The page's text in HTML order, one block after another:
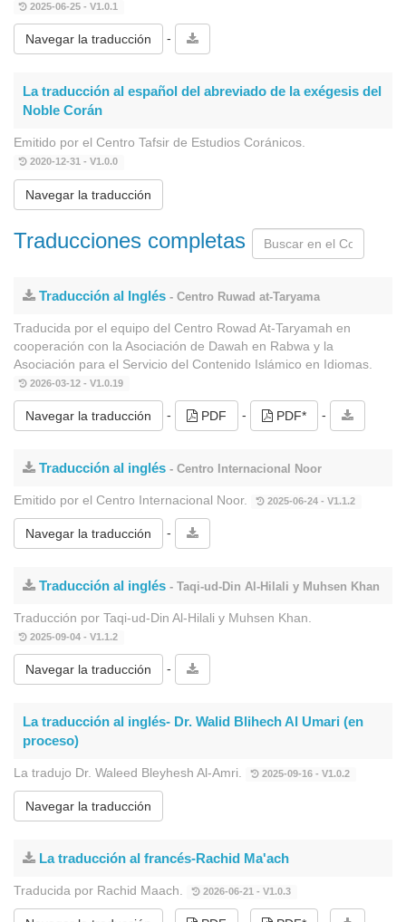
2025-06-25 - V1.0.1
Navegar la traducción -
La traducción al español del abreviado de la exégesis del
Noble Corán
Emitido por el Centro Tafsir de Estudios Coránicos.
2020-12-31 - V1.0.0
Navegar la traducción
Traducciones completas
Traducción al Inglés - Centro Ruwad at-Taryama
Traducida por el equipo del Centro Rowad At-Taryamah en
cooperación con la Asociación de Dawah en Rabwa y la
Asociación para el Servicio del Contenido Islámico en Idiomas.
2026-03-12 - V1.0.19
Navegar la traducción - PDF - PDF* -
Traducción al inglés - Centro Internacional Noor
Emitido por el Centro Internacional Noor. 2025-06-24 - V1.1.2
Navegar la traducción -
Traducción al inglés - Taqi-ud-Din Al-Hilali y Muhsen Khan
Traducción por Taqi-ud-Din Al-Hilali y Muhsen Khan.
2025-09-04 - V1.1.2
Navegar la traducción -
La traducción al inglés- Dr. Walid Blihech Al Umari (en
proceso)
La tradujo Dr. Waleed Bleyhesh Al-Amri. 2025-09-16 - V1.0.2
Navegar la traducción
La traducción al francés-Rachid Ma'ach
Traducida por Rachid Maach. 2026-06-21 - V1.0.3